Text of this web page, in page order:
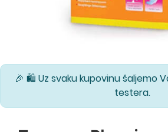
🎉 🛍️ Uz svaku kupovinu šaljemo
testera.